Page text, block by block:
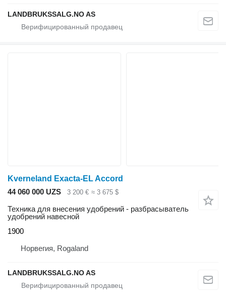
LANDBRUKSSALG.NO AS
Kverneland Exacta-EL Accord
44 060 000 UZS
3 200 € ≈ 3 675 $
Техника для внесения удобрений - разбрасыватель
удобрений навесной
1900
Норвегия, Rogaland
LANDBRUKSSALG.NO AS